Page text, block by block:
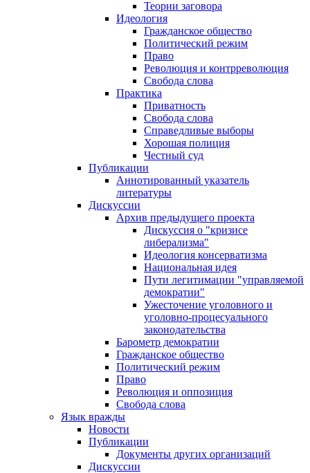
Теории заговора
Идеология
Гражданское общество
Политический режим
Право
Революция и контрреволюция
Свобода слова
Практика
Приватность
Свобода слова
Справедливые выборы
Хорошая полиция
Честный суд
Публикации
Аннотированный указатель
литературы
Дискуссии
Архив предыдущего проекта
Дискуссия о "кризисе
либерализма"
Идеология консерватизма
Национальная идея
Пути легитимации "управляемой
демократии"
Ужесточение уголовного и
уголовно-процесуального
законодательства
Барометр демократии
Гражданское общество
Политический режим
Право
Революция и оппозиция
Свобода слова
Язык вражды
Новости
Публикации
Документы других организаций
Дискуссии